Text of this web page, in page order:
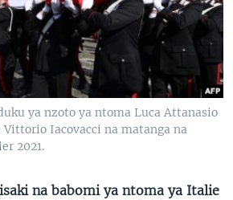
ya nzoto ya ntoma Luca Attanasio
Iacovacci na matanga na
2021.
na babomi ya ntoma ya Italie